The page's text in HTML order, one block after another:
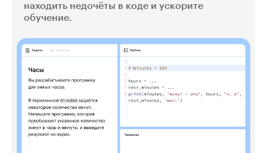
находить недочёты в коде и ускорите
обучение.